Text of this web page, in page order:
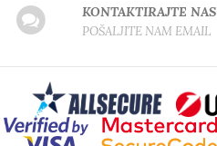
KONTAKTIRAJTE NAS
POŠALJITE NAM EMAIL